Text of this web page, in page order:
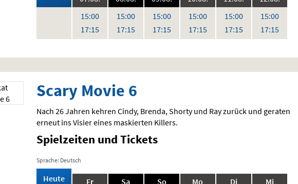
Vorstellungen
15:00Uhr
17:15Uhr
15:00Uhr
17:15Uhr
15:00Uhr
17:15Uhr
15:00Uhr
17:15Uhr
15:00Uhr
17:15Uhr
15:00Uhr
17:15Uhr
Scary Movie 6
Nach 26 Jahren kehren Cindy, Brenda, Shorty und Ray zurück und geraten
erneut ins Visier eines maskierten Killers.
Spielzeiten und Tickets
Sprache: Deutsch
Heute,
Fr., Sa., So., Mo Di., Mi.,